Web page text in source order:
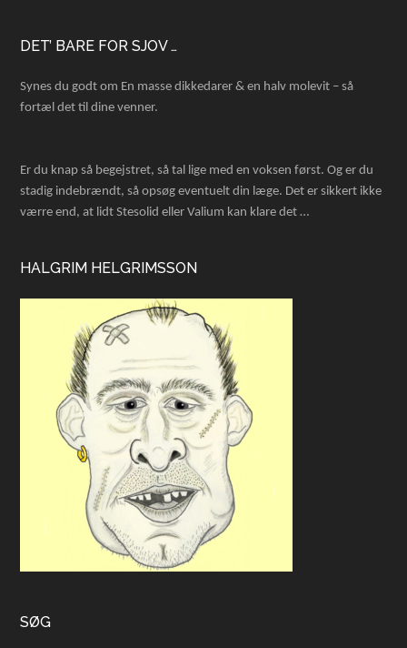
Footer
DET’ BARE FOR SJOV …
Synes du godt om En masse dikkedarer & en halv molevit – så
fortæl det til dine venner.
Er du knap så begejstret, så tal lige med en voksen først. Og er du
stadig indebrændt, så opsøg eventuelt din læge. Det er sikkert ikke
værre end, at lidt Stesolid eller Valium kan klare det …
HALGRIM HELGRIMSSON
SØG